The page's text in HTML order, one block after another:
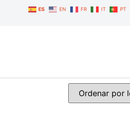
ES EN FR IT PT